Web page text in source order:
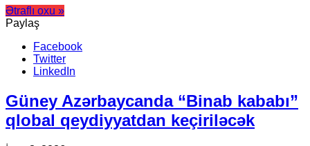
Ətraflı oxu »
Paylaş
Facebook
Twitter
LinkedIn
Güney Azərbaycanda “Binab kababı”
qlobal qeydiyyatdan keçiriləcək